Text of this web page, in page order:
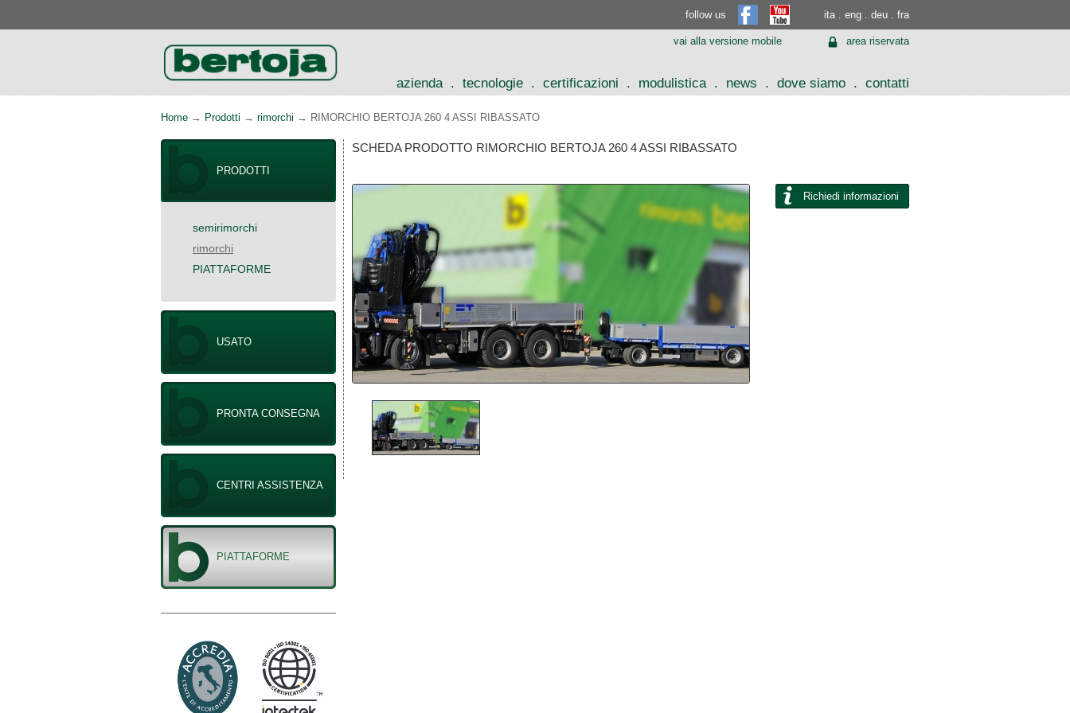
azienda. tecnologie . certificazioni . modulistica. news . dove siamo . contatti
follow us ita. eng . deu . fra
area riservata
vai alla versione mobile
Home → Prodotti → rimorchi → RIMORCHIO BERTOJA 260 4 ASSI RIBASSATO
PRODOTTI
semirimorchi
rimorchi
PIATTAFORME
USATO
PRONTA CONSEGNA
CENTRI ASSISTENZA
PIATTAFORME
SCHEDA PRODOTTO RIMORCHIO BERTOJA 260 4 ASSI RIBASSATO
Richiedi informazioni